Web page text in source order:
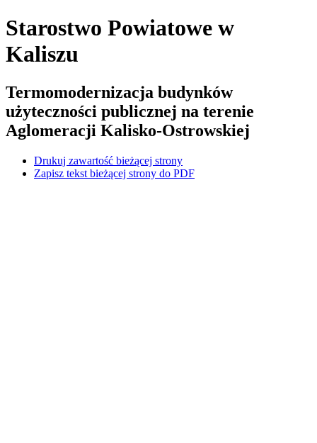
Starostwo Powiatowe w
Kaliszu
Termomodernizacja budynków
użyteczności publicznej na terenie
Aglomeracji Kalisko-Ostrowskiej
Drukuj zawartość bieżącej strony
Zapisz tekst bieżącej strony do PDF